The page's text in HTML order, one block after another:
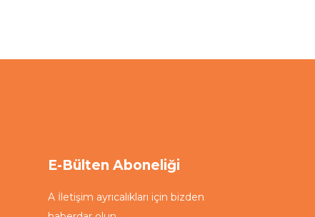
E-Bülten Aboneliği
A İletişim ayrıcalıkları için bizden